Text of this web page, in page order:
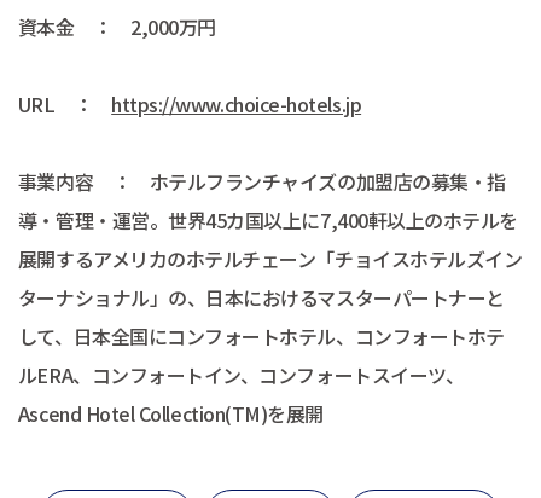
資本金 ： 2,000万円
URL ： https://www.choice-hotels.jp
事業内容 ： ホテルフランチャイズの加盟店の募集・指
導・管理・運営。世界45カ国以上に7,400軒以上のホテルを
展開するアメリカのホテルチェーン「チョイスホテルズイン
ターナショナル」の、日本におけるマスターパートナーと
して、日本全国にコンフォートホテル、コンフォートホテ
ルERA、コンフォートイン、コンフォートスイーツ、
Ascend Hotel Collection(TM)を展開